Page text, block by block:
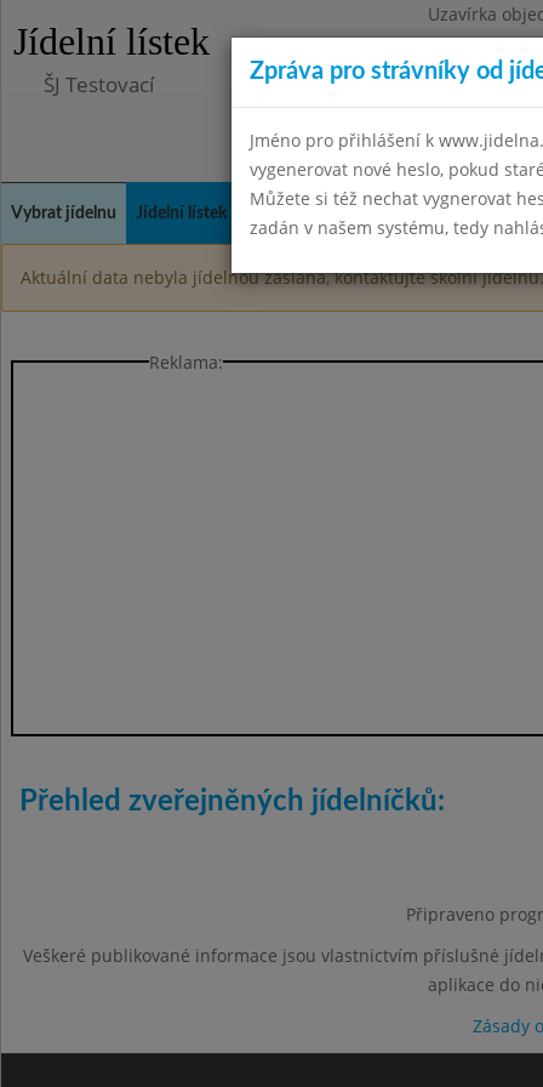
Jídelní lístek
Uzavírka
ŠJ Testovací
Vybrat jídelnu Jídelní lístek Kontakty a informace
Aktuální data nebyla jídelnou zaslána, kontaktujte školní jídelnu.
Reklama:
Přehled zveřejněných jídelníčků:
Připraveno
Veškeré publikované informace jsou vlastnictvím příslušné
aplikace do
Zásady
Zpráva pro strávníky od
Jméno pro přihlášení k
vygenerovat nové heslo, pokud
Můžete si též nechat vygnerovat
zadán v našem systému, tedy